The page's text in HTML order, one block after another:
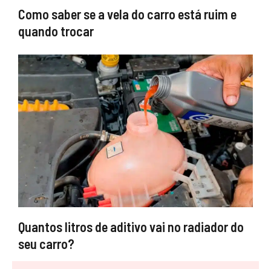
Como saber se a vela do carro está ruim e
quando trocar
Quantos litros de aditivo vai no radiador do
seu carro?